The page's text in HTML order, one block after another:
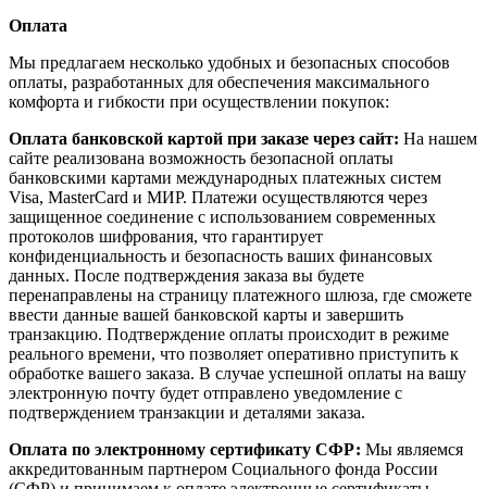
Оплата
Мы предлагаем несколько удобных и безопасных способов
оплаты, разработанных для обеспечения максимального
комфорта и гибкости при осуществлении покупок:
Оплата банковской картой при заказе через сайт: На нашем
сайте реализована возможность безопасной оплаты
банковскими картами международных платежных систем
Visa, MasterCard и МИР. Платежи осуществляются через
защищенное соединение с использованием современных
протоколов шифрования, что гарантирует
конфиденциальность и безопасность ваших финансовых
данных. После подтверждения заказа вы будете
перенаправлены на страницу платежного шлюза, где сможете
ввести данные вашей банковской карты и завершить
транзакцию. Подтверждение оплаты происходит в режиме
реального времени, что позволяет оперативно приступить к
обработке вашего заказа. В случае успешной оплаты на вашу
электронную почту будет отправлено уведомление с
подтверждением транзакции и деталями заказа.
Оплата по электронному сертификату СФР: Мы являемся
аккредитованным партнером Социального фонда России